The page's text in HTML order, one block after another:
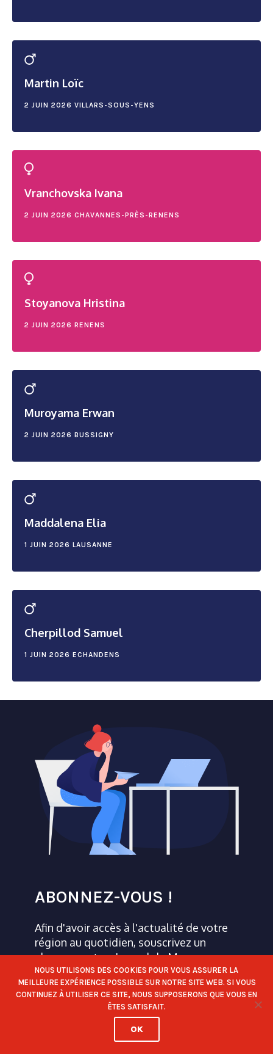
Martin Loïc
2 JUIN 2026 VILLARS-SOUS-YENS
Vranchovska Ivana
2 JUIN 2026 CHAVANNES-PRÈS-RENENS
Stoyanova Hristina
2 JUIN 2026 RENENS
Muroyama Erwan
2 JUIN 2026 BUSSIGNY
Maddalena Elia
1 JUIN 2026 LAUSANNE
Cherpillod Samuel
1 JUIN 2026 ECHANDENS
ABONNEZ-VOUS !
Afin d'avoir accès à l'actualité de votre
région au quotidien, souscrivez un
abonnement au Journal de Morges.
S'abonner, c'est soutenir une presse de
qualité et indépendante.
NOUS UTILISONS DES COOKIES POUR VOUS ASSURER LA
MEILLEURE EXPÉRIENCE POSSIBLE SUR NOTRE SITE WEB. SI VOUS
CONTINUEZ À UTILISER CE SITE, NOUS SUPPOSERONS QUE VOUS EN
ÊTES SATISFAIT.
OK